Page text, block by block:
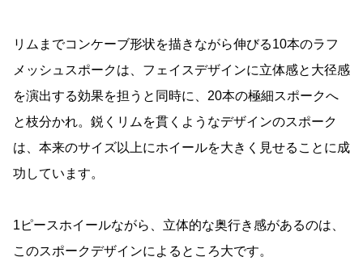
リムまでコンケーブ形状を描きながら伸びる10本のラフ
メッシュスポークは、フェイスデザインに立体感と大径感
を演出する効果を担うと同時に、20本の極細スポークへ
と枝分かれ。鋭くリムを貫くようなデザインのスポーク
は、本来のサイズ以上にホイールを大きく見せることに成
功しています。
1ピースホイールながら、立体的な奥行き感があるのは、
このスポークデザインによるところ大です。